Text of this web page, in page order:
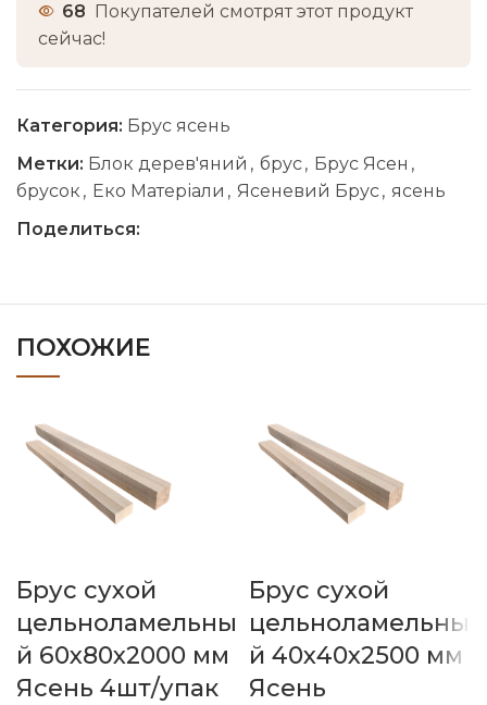
68 Покупателей смотрят этот продукт
сейчас!
Категория: Брус ясень
Метки: Блок дерев'яний , брус, Брус Ясен ,
брусок , Еко Матеріали , Ясеневий Брус, ясень
Поделиться:
ПОХОЖИЕ
Брус сухой
цельноламельны
й 60х80х2000 мм
Ясень 4шт/упак
Брус сухой
цельноламельны
й 40х40х2500 мм
Ясень